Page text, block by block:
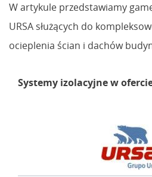
W artykule przedstawiamy
URSA służących do
ocieplenia ścian i dachów
Systemy izolacyjne w